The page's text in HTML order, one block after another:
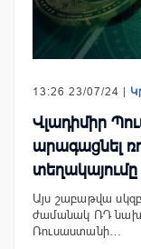
13:26 23/07/24 |
Վլադիմիր
արագացնել
տեղակայումը
Այս շաբաթվա
ժամանակ ՌԴ
Ռուսաստանի…